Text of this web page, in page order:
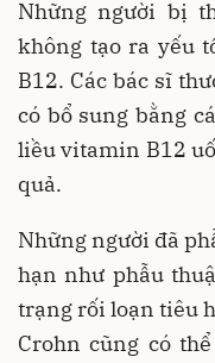
Những người bị
không tạo ra yếu
B12. Các bác sĩ
có bổ sung bằng
liều vitamin B12
quả.
Những người đã
hạn như phẫu
trạng rối loạn tiêu
Crohn cũng có